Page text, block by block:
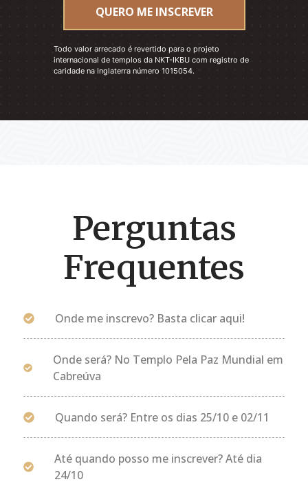
QUERO ME INSCREVER
Todo valor arrecado é revertido para o projeto
internacional de templos da NKT-IKBU com registro de
caridade na Inglaterra número 1015054.
Perguntas
Frequentes
Onde me inscrevo? Basta clicar aqui!
Onde será? No Templo Pela Paz Mundial em
Cabreúva
Quando será? Entre os dias 25/10 e 02/11
Até quando posso me inscrever? Até dia
24/10